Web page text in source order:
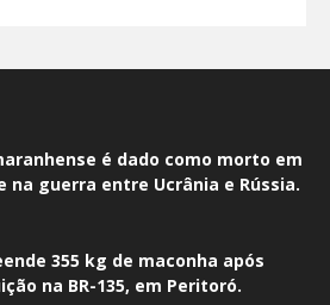
é dado como morto em
na guerra entre Ucrânia e Rússia.
355 kg de maconha após
na BR-135, em Peritoró.